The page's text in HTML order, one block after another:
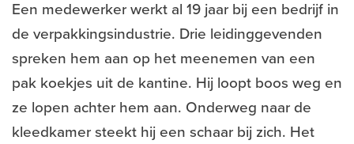
Een medewerker werkt al 19 jaar bij een bedrijf in
de verpakkingsindustrie. Drie leidinggevenden
spreken hem aan op het meenemen van een
pak koekjes uit de kantine. Hij loopt boos weg en
ze lopen achter hem aan. Onderweg naar de
kleedkamer steekt hij een schaar bij zich. Het